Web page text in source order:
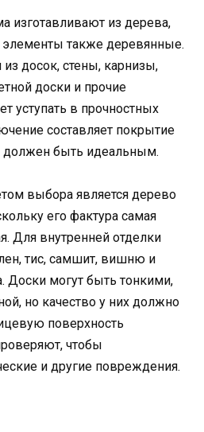
изготавливают из дерева,
также деревянные.
досок, стены, карнизы,
доски и прочие
уступать в прочностных
составляет покрытие
должен быть идеальным.
выбора является дерево
его фактура самая
Для внутренней отделки
тис, самшит, вишню и
Доски могут быть тонкими,
но качество у них должно
поверхность
чтобы
и другие повреждения.